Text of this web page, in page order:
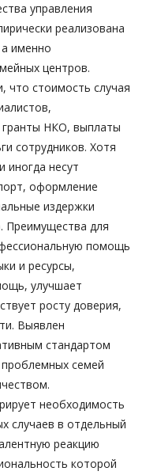
управления
реализована
именно
центров.
что стоимость случая
гранты НКО, выплаты
сотрудников. Хотя
иногда несут
оформление
издержки
Преимущества для
помощь
и ресурсы,
улучшает
росту доверия,
Выявлен
стандартом
семей
необходимость
случаев в отдельный
реакцию
которой